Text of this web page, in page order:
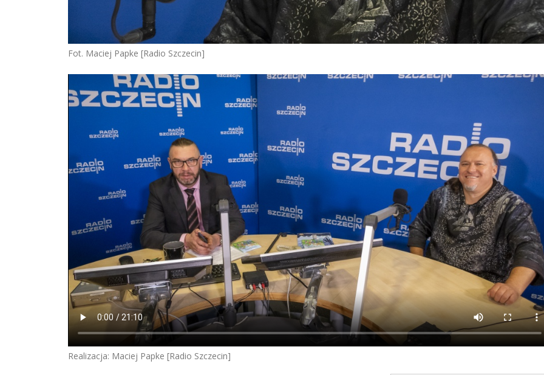
Fot. Maciej Papke [Radio Szczecin]
Realizacja: Maciej Papke [Radio Szczecin]